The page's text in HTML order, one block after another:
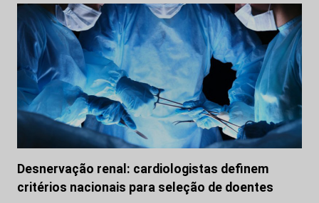
Desnervação renal: cardiologistas definem
critérios nacionais para seleção de doentes